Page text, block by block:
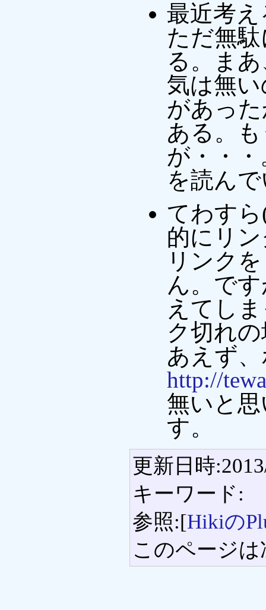
最近考
ただ無
る。ま
気は無
があっ
ある。
が・・
を読ん
てわすら
的にリ
リンク
ん。で
えてし
ク切れ
あえず
http://
無いと
す。
更新日時
キーワード:
参照:[Hikiの
このページ